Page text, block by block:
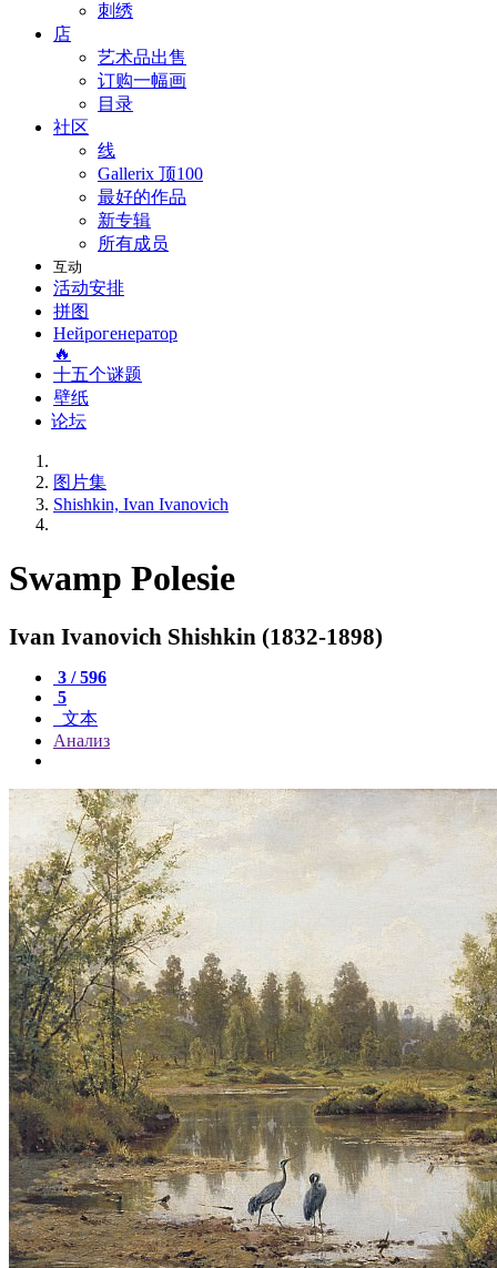
刺绣
店
艺术品出售
订购一幅画
目录
社区
线
Gallerix 顶100
最好的作品
新专辑
所有成员
互动
活动安排
拼图
Нейрогенератор
🔥
十五个谜题
壁纸
论坛
图片集
Shishkin, Ivan Ivanovich
Swamp Polesie
Ivan Ivanovich Shishkin (1832-1898)
3 / 596
5
文本
Анализ